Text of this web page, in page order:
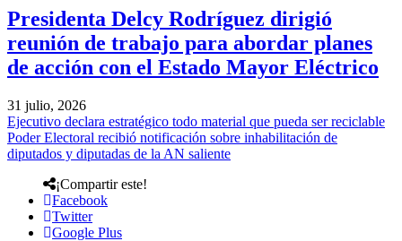
Presidenta Delcy Rodríguez dirigió
reunión de trabajo para abordar planes
de acción con el Estado Mayor Eléctrico
31 julio, 2026
Ejecutivo declara estratégico todo material que pueda ser reciclable
Poder Electoral recibió notificación sobre inhabilitación de
diputados y diputadas de la AN saliente
¡Compartir este!
Facebook
Twitter
Google Plus